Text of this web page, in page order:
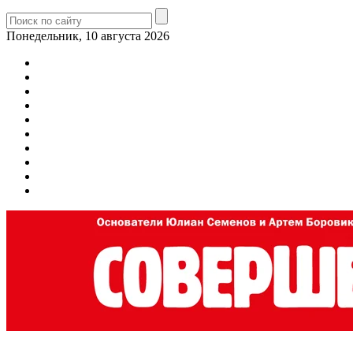
Понедельник, 10 августа 2026